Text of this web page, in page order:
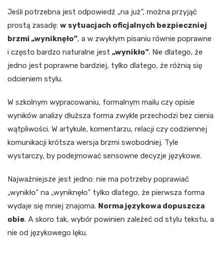
Jeśli potrzebna jest odpowiedź „na już”, można przyjąć
prostą zasadę: w sytuacjach oficjalnych bezpieczniej
brzmi „wyniknęło”, a w zwykłym pisaniu równie poprawne
i często bardzo naturalne jest „wynikło”. Nie dlatego, że
jedno jest poprawne bardziej, tylko dlatego, że różnią się
odcieniem stylu.
W szkolnym wypracowaniu, formalnym mailu czy opisie
wyników analizy dłuższa forma zwykle przechodzi bez cienia
wątpliwości. W artykule, komentarzu, relacji czy codziennej
komunikacji krótsza wersja brzmi swobodniej. Tyle
wystarczy, by podejmować sensowne decyzje językowe.
Najważniejsze jest jedno: nie ma potrzeby poprawiać
„wynikło” na „wyniknęło” tylko dlatego, że pierwsza forma
wydaje się mniej znajoma. Norma językowa dopuszcza
obie. A skoro tak, wybór powinien zależeć od stylu tekstu, a
nie od językowego lęku.